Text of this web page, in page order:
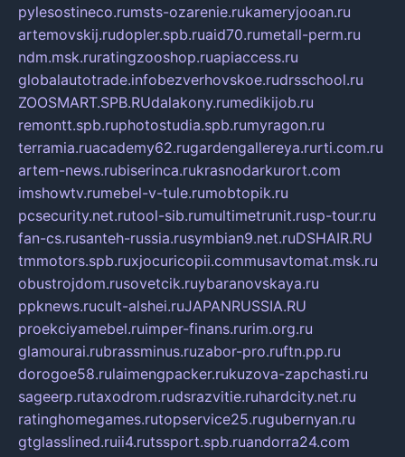
pylesostineco.rumsts-ozarenie.rukameryjooan.ru
artemovskij.rudopler.spb.ruaid70.rumetall-perm.ru
ndm.msk.ruratingzooshop.ruapiaccess.ru
globalautotrade.infobezverhovskoe.rudrsschool.ru
ZOOSMART.SPB.RUdalakony.rumedikijob.ru
remontt.spb.ruphotostudia.spb.rumyragon.ru
terramia.ruacademy62.rugardengallereya.rurti.com.ru
artem-news.rubiserinca.rukrasnodarkurort.com
imshowtv.rumebel-v-tule.rumobtopik.ru
pcsecurity.net.rutool-sib.rumultimetrunit.rusp-tour.ru
fan-cs.rusanteh-russia.rusymbian9.net.ruDSHAIR.RU
tmmotors.spb.ruxjocuricopii.commusavtomat.msk.ru
obustrojdom.rusovetcik.ruybaranovskaya.ru
ppknews.rucult-alshei.ruJAPANRUSSIA.RU
proekciyamebel.ruimper-finans.rurim.org.ru
glamourai.rubrassminus.ruzabor-pro.ruftn.pp.ru
dorogoe58.rulaimengpacker.rukuzova-zapchasti.ru
sageerp.rutaxodrom.rudsrazvitie.ruhardcity.net.ru
ratinghomegames.rutopservice25.rugubernyan.ru
gtglasslined.ruii4.rutssport.spb.ruandorra24.com